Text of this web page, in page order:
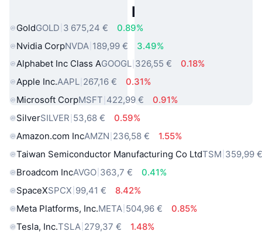
Actifs du Monde Réel Populaires
GoldGOLD 3 675,24 €
0.89%
Nvidia CorpNVDA 189,99 €
3.49%
Alphabet Inc Class AGOOGL 326,55 €
0.18%
Apple Inc.AAPL 267,16 €
0.31%
Microsoft CorpMSFT 422,99 €
0.91%
SilverSILVER 53,68 €
0.59%
Amazon.com IncAMZN 236,58 €
1.55%
Taiwan Semiconductor Manufacturing Co LtdTSM 359,99
Broadcom IncAVGO 363,7 €
0.41%
SpaceXSPCX 99,41 €
8.42%
Meta Platforms, Inc.META 504,96 €
0.85%
Tesla, Inc.TSLA 279,37 €
1.48%